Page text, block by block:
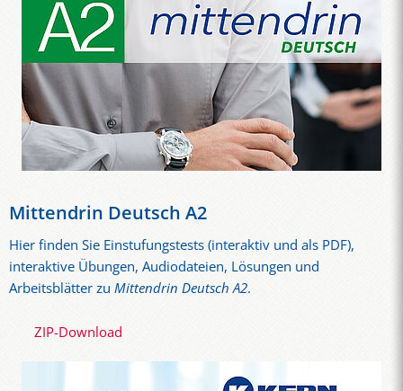
Mittendrin Deutsch A2
Hier finden Sie Einstufungstests (interaktiv und als PDF),
interaktive Übungen, Audiodateien, Lösungen und
Arbeitsblätter zu Mittendrin Deutsch A2.
ZIP-Download